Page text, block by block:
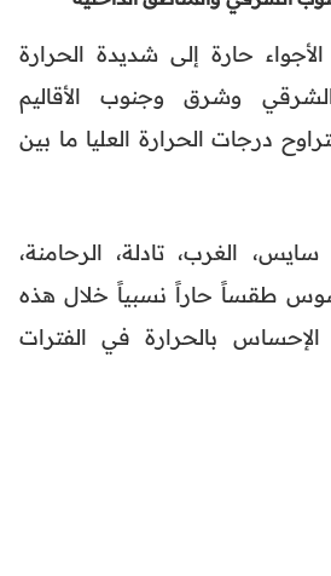
حارة إلى شديدة الحرارة
وشرق وجنوب الأقاليم
درجات الحرارة العليا ما بين
الغرب، تادلة، الرحامنة،
طقساً حاراً نسبياً خلال هذه
الإحساس بالحرارة في الفترات